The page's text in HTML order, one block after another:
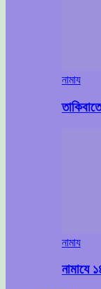
নামায
নামায
নামাযে